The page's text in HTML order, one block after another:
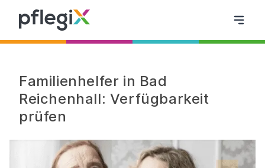
Familienhelfer in Bad
Reichenhall: Verfügbarkeit
prüfen